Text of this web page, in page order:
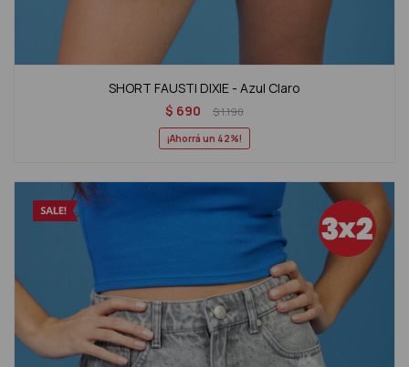
SHORT FAUSTI DIXIE - Azul Claro
$ 690 $1.190
42